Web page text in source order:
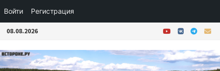
Войти Регистрация
Перейти
содержимому
08.08.2026